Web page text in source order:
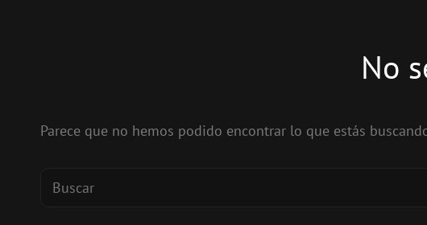
No
Parece que no hemos podido encontrar lo que estás